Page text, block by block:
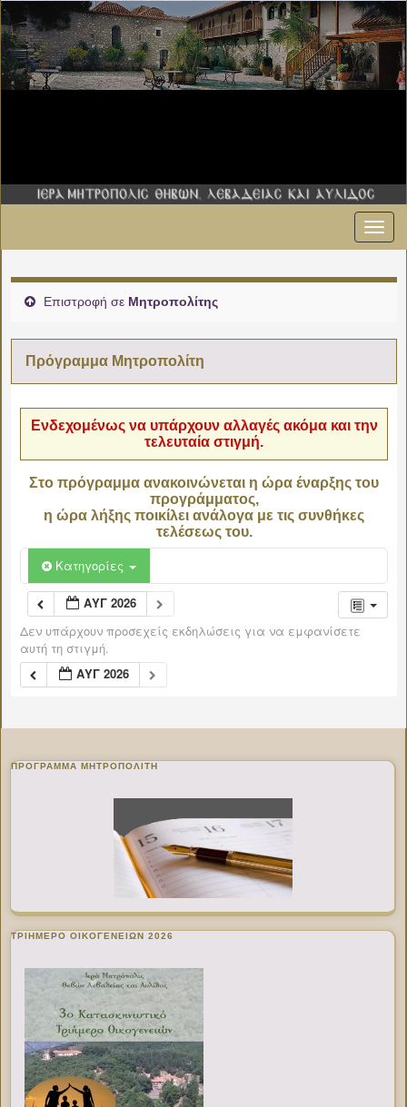
Επιστροφή σε Μητροπολίτης
Πρόγραμμα Μητροπολίτη
Ενδεχομένως να υπάρχουν αλλαγές ακόμα και την
τελευταία στιγμή.
Στο πρόγραμμα ανακοινώνεται η ώρα έναρξης του
προγράμματος,
η ώρα λήξης ποικίλει ανάλογα με τις συνθήκες
τελέσεως του.
Κατηγορίες
ΑΥΓ 2026
Δεν υπάρχουν προσεχείς εκδηλώσεις για να εμφανίσετε
αυτή τη στιγμή.
ΑΥΓ 2026
ΠΡΌΓΡΑΜΜΑ ΜΗΤΡΟΠΟΛΊΤΗ
ΤΡΙΗΜΕΡΟ ΟΙΚΟΓΕΝΕΙΩΝ 2026